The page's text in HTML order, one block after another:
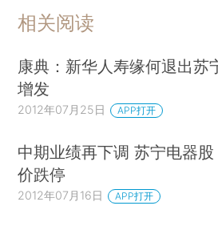
相关阅读
康典：新华人寿缘何退出苏
增发
2012年07月25日 APP打开
中期业绩再下调 苏宁电器股
价跌停
2012年07月16日 APP打开